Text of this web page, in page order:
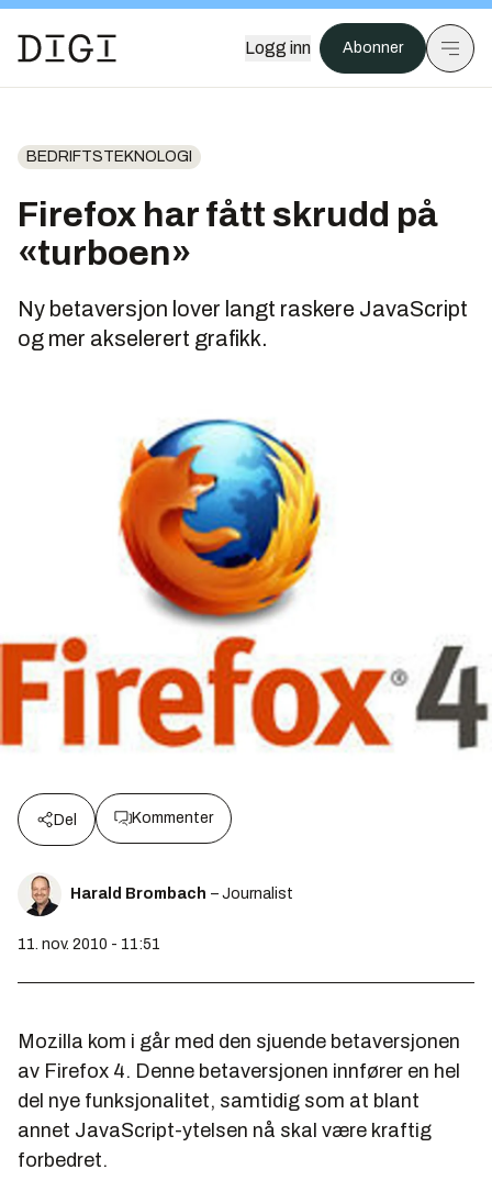
Logg inn Abonner
BEDRIFTSTEKNOLOGI
Firefox har fått skrudd på
«turboen»
Ny betaversjon lover langt raskere JavaScript
og mer akselerert grafikk.
Del Kommenter
Harald Brombach – Journalist
11. nov. 2010 - 11:51
Mozilla kom i går med den sjuende betaversjonen
av Firefox 4. Denne betaversjonen innfører en hel
del nye funksjonalitet, samtidig som at blant
annet JavaScript-ytelsen nå skal være kraftig
forbedret.